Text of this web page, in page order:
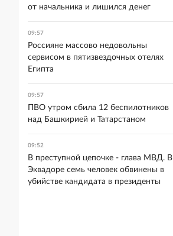
от начальника и лишился денег
09:57
Россияне массово недовольны
сервисом в пятизвездочных отелях
Египта
09:57
ПВО утром сбила 12 беспилотников
над Башкирией и Татарстаном
09:52
В преступной цепочке - глава МВД. В
Эквадоре семь человек обвинены в
убийстве кандидата в президенты